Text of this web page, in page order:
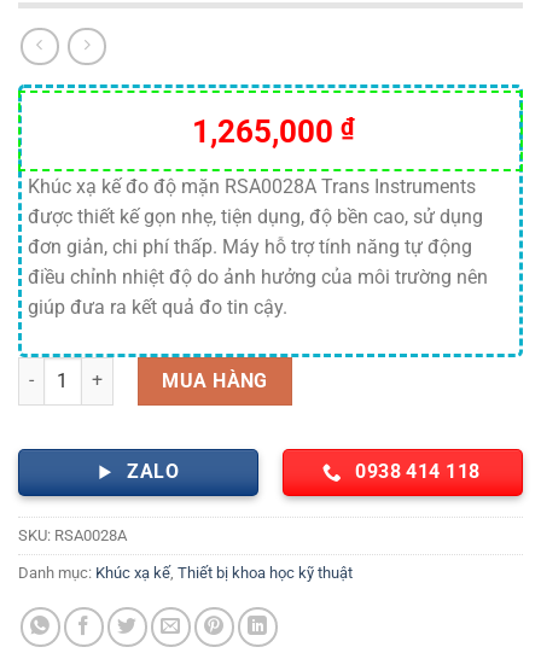
1,265,000 ₫
Khúc xạ kế đo độ mặn RSA0028A Trans Instruments
được thiết kế gọn nhẹ, tiện dụng, độ bền cao, sử dụng
đơn giản, chi phí thấp. Máy hỗ trợ tính năng tự động
điều chỉnh nhiệt độ do ảnh hưởng của môi trường nên
giúp đưa ra kết quả đo tin cậy.
Khúc xạ kế đo độ mặn RSA 0028A Trans Instruments số lượng
MUA HÀNG
ZALO 0938 414 118
SKU: RSA0028A
Danh mục: Khúc xạ kế Thiết bị khoa học kỹ thuật